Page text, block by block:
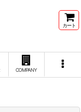
カート
COMPANY